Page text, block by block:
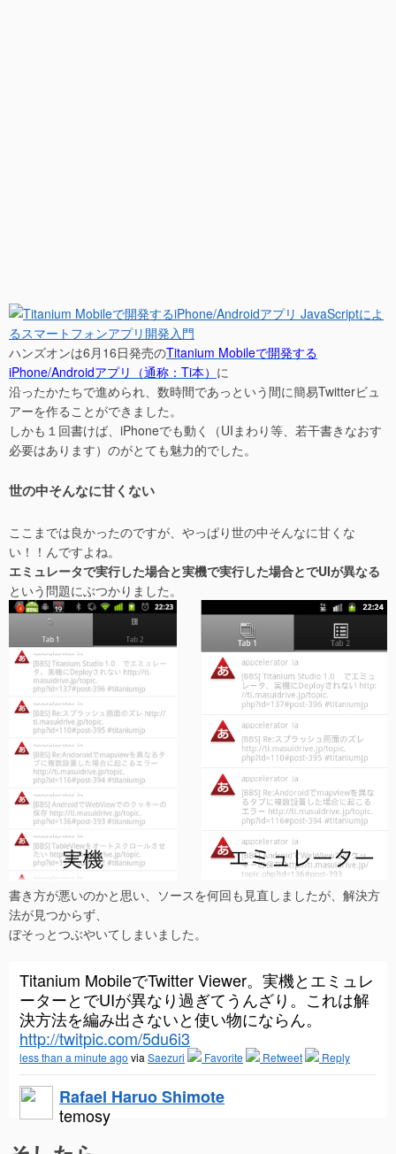
ハンズオンは6月16日発売のTitanium Mobileで開発する
iPhone/Androidアプリ（通称：Ti本） に
沿ったかたちで進められ、数時間であっという間に簡易Twitterビュ
アーを作ることができました。
しかも１回書けば、iPhoneでも動く（UIまわり等、若干書きなおす
必要はあります）のがとても魅力的でした。
世の中そんなに甘くない
ここまでは良かったのですが、やっぱり世の中そんなに甘くな
い！！んですよね。
エミュレータで実行した場合と実機で実行した場合とでUIが異なる
という問題にぶつかりました。
書き方が悪いのかと思い、ソースを何回も見直しましたが、解決方
法が見つからず、
ぼそっとつぶやいてしまいました。
Titanium MobileでTwitter Viewer。実機とエミュレ
ーターとでUIが異なり過ぎてうんざり。これは解
決方法を編み出さないと使い物にならん。
http://twitpic.com/5du6i3
less than a minute ago via Saezuri Favorite Retweet Reply
Rafael Haruo Shimote
temosy